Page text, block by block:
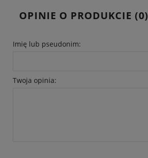
OPINIE O PRODUKCIE (0)
Imię lub pseudonim:
Twoja opinia: